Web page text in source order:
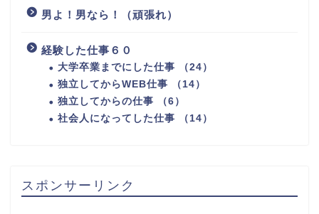
男よ！男なら！（頑張れ）
経験した仕事６０
大学卒業までにした仕事 （24）
独立してからWEB仕事 （14）
独立してからの仕事 （6）
社会人になってした仕事 （14）
スポンサーリンク